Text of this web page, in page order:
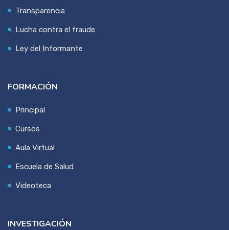
Transparencia
Lucha contra el fraude
Ley del Informante
FORMACIÓN
Principal
Cursos
Aula Virtual
Escuela de Salud
Videoteca
INVESTIGACIÓN